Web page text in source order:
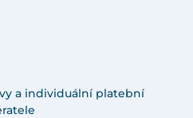
a individuální platební